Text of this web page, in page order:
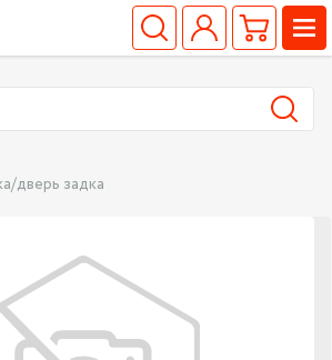
дверь задка